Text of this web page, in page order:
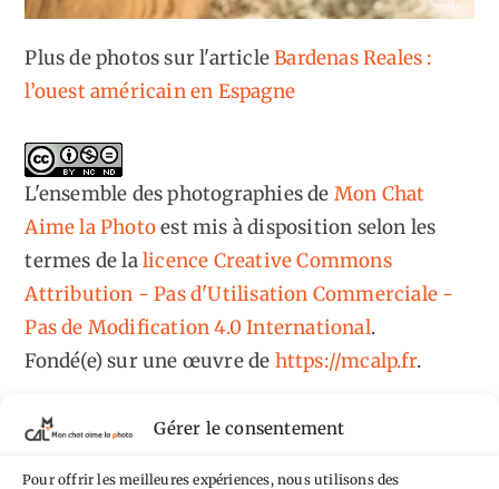
Gérer le consentement
Pour offrir les meilleures expériences, nous utilisons des
Plus de photos sur l'articleBardenas Reales :
l’ouest américain en Espagne
L'ensemble des photographiesde Mon Chat
Aime la Photoest mis à disposition selon les
termes de lalicence Creative Commons
Attribution - Pas d'Utilisation Commerciale -
Pas de Modification 4.0 International.
Fondé(e) sur une œuvre de https://mcalp.fr.